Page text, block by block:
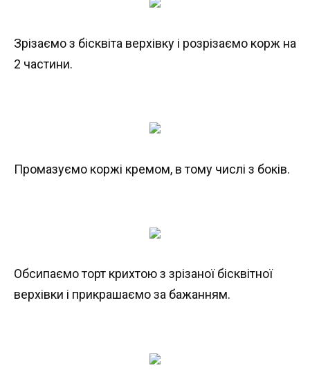
Зрізаємо з бісквіта верхівку і розрізаємо корж на
2 частини.
Промазуємо коржі кремом, в тому числі з боків.
Обсипаємо торт крихтою з зрізаної бісквітної
верхівки і прикрашаємо за бажанням.